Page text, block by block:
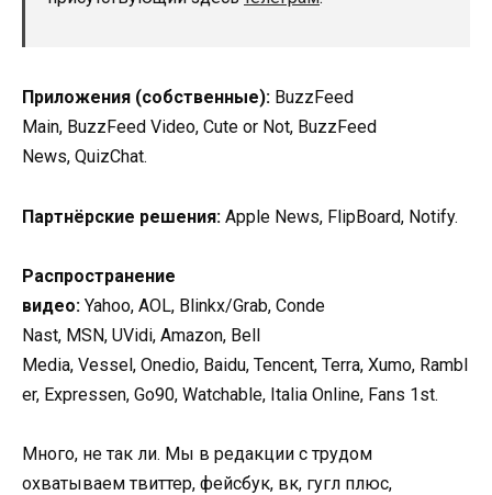
Приложения (собственные): BuzzFeed
Main, BuzzFeed Video, Cute or Not, BuzzFeed
News, QuizChat.
Партнёрские решения: Apple News, FlipBoard, Notify.
Распространение
видео: Yahoo, AOL, Blinkx/Grab, Conde
Nast, MSN, UVidi, Amazon, Bell
Media, Vessel, Onedio, Baidu, Tencent, Terra, Xumo, Rambl
er, Expressen, Go90, Watchable, Italia Online, Fans 1st.
Много, не так ли. Мы в редакции с трудом
охватываем твиттер, фейсбук, вк, гугл плюс,